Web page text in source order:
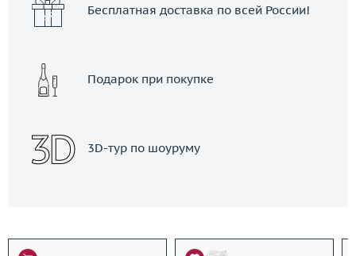
Бесплатная доставка по всей России!
Подарок при покупке
3D-тур по шоуруму